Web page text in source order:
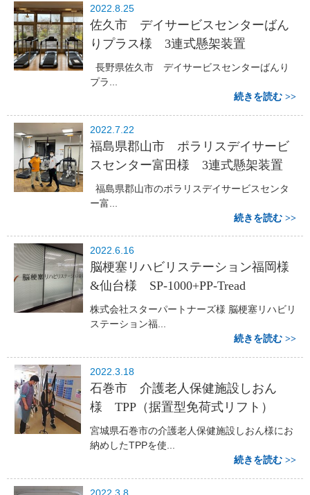
2022.8.25
佐久市 デイサービスセンターばん
りプラス様 3連式懸架装置
長野県佐久市 デイサービスセンターばんり
プラ...
続きを読む
2022.7.22
福島県郡山市 ポラリスデイサービ
スセンター富田様 3連式懸架装置
福島県郡山市のポラリスデイサービスセンタ
ー富...
続きを読む
2022.6.16
脳梗塞リハビリステーション福岡様
&仙台様 SP-1000+PP-Tread
株式会社スターパートナーズ様 脳梗塞リハビリ
ステーション福...
続きを読む
2022.3.18
石巻市 介護老人保健施設しおん
様 TPP（据置型免荷式リフト）
宮城県石巻市の介護老人保健施設しおん様にお
納めしたTPPを使...
続きを読む
2022.3.8